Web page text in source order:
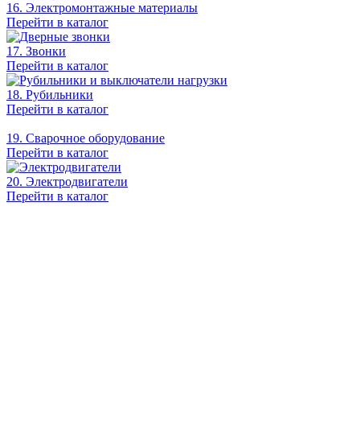
16. Электромонтажные материалы
Перейти в каталог
17. Звонки
Перейти в каталог
18. Рубильники
Перейти в каталог
19. Сварочное оборудование
Перейти в каталог
20. Электродвигатели
Перейти в каталог